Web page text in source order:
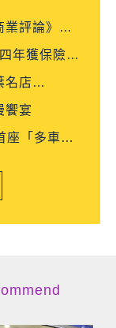
評論》
年獲保險信
名店
上市
饗宴
座「多車道